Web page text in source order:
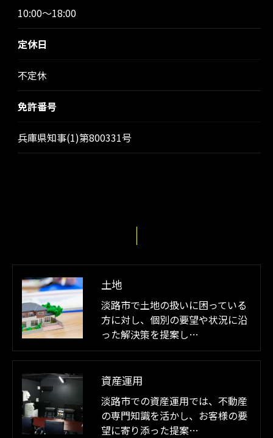
10:00～18:00
定休日
不定休
免許番号
兵庫県知事(1)第800331号
土地
淡路市で土地の扱いに困っている
方に対し、個別の要望や状況に沿
った解決策を提案し…
資産運用
淡路市での資産運用では、不動産
の専門知識を活かし、お客様の要
望に寄り添った提案…